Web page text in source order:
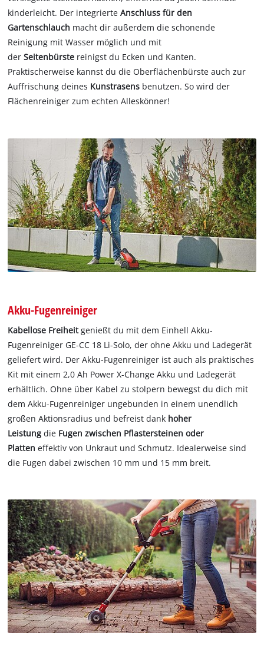
kinderleicht. Der integrierteAnschluss für den
Gartenschlauch macht dir außerdem die schonende
Reinigung mit Wasser möglich und mit
derSeitenbürste reinigst du Ecken und Kanten.
Praktischerweise kannst du die Oberflächenbürste auch zur
Auffrischung deines Kunstrasens benutzen. So wird der
Flächenreiniger zum echten Alleskönner!
Akku-Fugenreiniger
Kabellose Freiheitgenießt du mit dem Einhell Akku-
Fugenreiniger GE-CC 18 Li-Solo, der ohne Akku und Ladegerät
geliefert wird. Der Akku-Fugenreiniger ist auch als praktisches
Kit mit einem 2,0 Ah Power X-Change Akku und Ladegerät
erhältlich. Ohne über Kabel zu stolpern bewegst du dich mit
dem Akku-Fugenreiniger ungebunden in einem unendlich
großen Aktionsradius und befreist dank hoher
Leistung die Fugen zwischen Pflastersteinen oder
Platten effektiv von Unkraut und Schmutz. Idealerweise sind
die Fugen dabei zwischen 10 mm und 15 mm breit.